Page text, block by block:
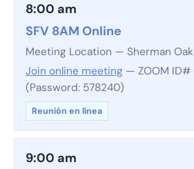
8:00 am
SFV 8AM Online
Meeting Location — Sherman
Join online meeting — ZOOM ID#
(Password: 578240)
Reunión en línea
9:00 am